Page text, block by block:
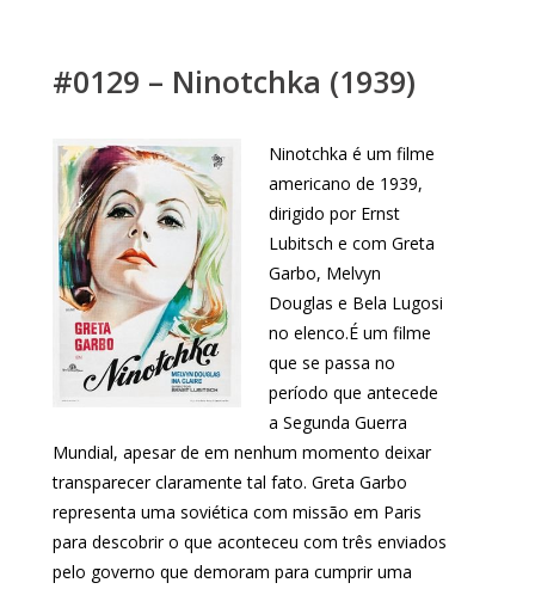
#0129 – Ninotchka (1939)
Ninotchka é um filme
americano de 1939,
dirigido por Ernst
Lubitsch e com Greta
Garbo, Melvyn
Douglas e Bela Lugosi
no elenco.É um filme
que se passa no
período que antecede
a Segunda Guerra
Mundial, apesar de em nenhum momento deixar
transparecer claramente tal fato. Greta Garbo
representa uma soviética com missão em Paris
para descobrir o que aconteceu com três enviados
pelo governo que demoram para cumprir uma